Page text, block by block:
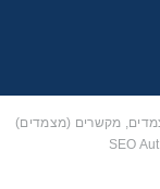
מקשרים (מצמדים)
SEO